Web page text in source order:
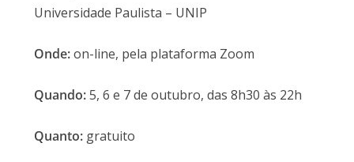
Universidade Paulista – UNIP
Onde:on-line, pela plataforma Zoom
Quando:5, 6 e 7 de outubro, das 8h30 às 22h
Quanto:gratuito